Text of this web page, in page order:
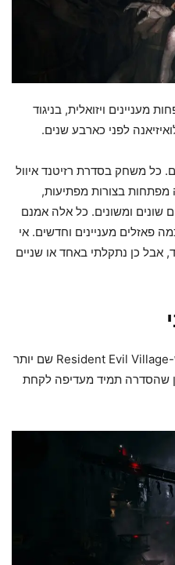
מעניינים ויזואלית, בניגוד
לפני כארבע שנים.
כל משחק בסדרת רזיטנד איוול
מפתחות בצורות מפתיעות,
שונים ומשונים. כל אלה אמנם
פאזלים מעניינים וחדשים. אי
כן נתקלתי באחד או שניים
מה שפחות הופתעתי לגלות הוא ש-Resident Evil Village שם יותר
שהסדרה תמיד מעדיפה לקחת